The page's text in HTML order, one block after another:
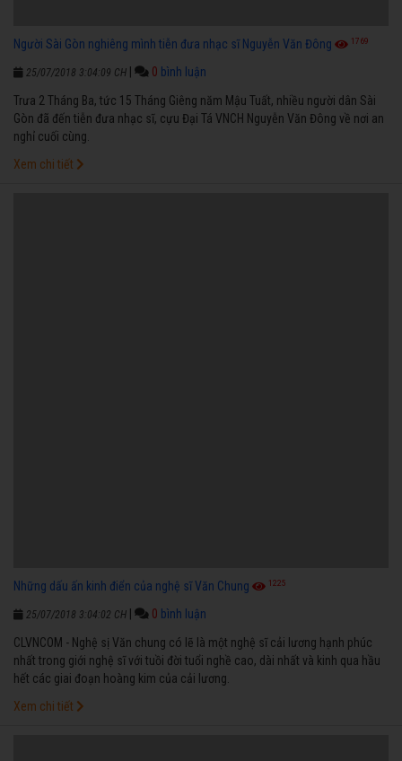
Người Sài Gòn nghiêng mình tiễn đưa nhạc sĩ Nguyễn Văn Đông 1769
25/07/2018 3:04:09 CH 0 bình luận
Trưa 2 Tháng Ba, tức 15 Tháng Giêng năm Mậu Tuất, nhiều người dân Sài
Gòn đã đến tiễn đưa nhạc sĩ, cựu Đại Tá VNCH Nguyễn Văn Đông về nơi an
nghỉ cuối cùng.
Xem chi tiết
Những dấu ấn kinh điển của nghệ sĩ Văn Chung 1225
25/07/2018 3:04:02 CH 0 bình luận
CLVNCOM - Nghệ sị Văn chung có lẽ là một nghệ sĩ cải lương hạnh phúc
nhất trong giới nghệ sĩ với tuồi đời tuổi nghề cao, dài nhất và kinh qua hầu
hết các giai đoạn hoàng kim của cải lương.
Xem chi tiết